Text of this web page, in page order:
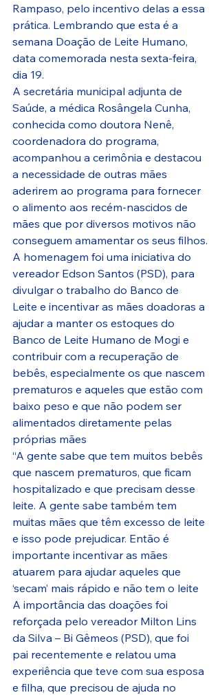
Rampaso, pelo incentivo delas a essa
prática. Lembrando que esta é a
semana Doação de Leite Humano,
data comemorada nesta sexta-feira,
dia 19.
A secretária municipal adjunta de
Saúde, a médica Rosângela Cunha,
conhecida como doutora Nenê,
coordenadora do programa,
acompanhou a cerimônia e destacou
a necessidade de outras mães
aderirem ao programa para fornecer
o alimento aos recém-nascidos de
mães que por diversos motivos não
conseguem amamentar os seus filhos.
A homenagem foi uma iniciativa do
vereador Edson Santos (PSD), para
divulgar o trabalho do Banco de
Leite e incentivar as mães doadoras a
ajudar a manter os estoques do
Banco de Leite Humano de Mogi e
contribuir com a recuperação de
bebês, especialmente os que nascem
prematuros e aqueles que estão com
baixo peso e que não podem ser
alimentados diretamente pelas
próprias mães
“A gente sabe que tem muitos bebês
que nascem prematuros, que ficam
hospitalizado e que precisam desse
leite. A gente sabe também tem
muitas mães que têm excesso de leite
e isso pode prejudicar. Então é
importante incentivar as mães
atuarem para ajudar aqueles que
‘secam’ mais rápido e não tem o leite
A importância das doações foi
reforçada pelo vereador Milton Lins
da Silva – Bi Gêmeos (PSD), que foi
pai recentemente e relatou uma
experiência que teve com sua esposa
e filha, que precisou de ajuda no